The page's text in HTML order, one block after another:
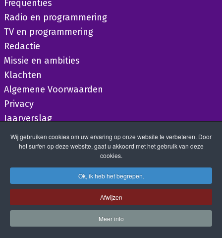
Frequenties
Radio en programmering
TV en programmering
Redactie
Missie en ambities
Klachten
Algemene Voorwaarden
Privacy
Jaarverslag
Wij gebruiken cookies om uw ervaring op onze website te verbeteren. Door
het surfen op deze website, gaat u akkoord met het gebruik van deze
cookies.
Ok, ik heb het begrepen.
Afwijzen
Meer info